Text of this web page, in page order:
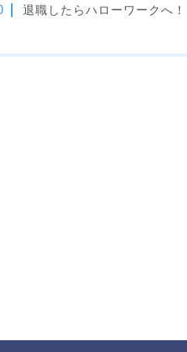
退職したらハローワークへ